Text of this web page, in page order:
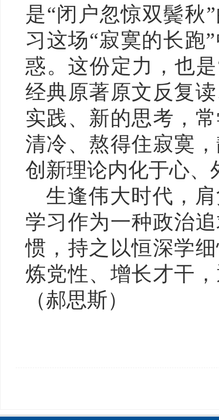
是“闭户忽惊双鬓
习这场“寂寞的长跑
惑。这份定力，也
经典原著原文反复
实践、新的思考，
清冷、熬得住寂寞
创新理论内化于心、
生逢伟大时代，
学习作为一种政治
惯，持之以恒深学
炼党性、增长才干
（郝思斯）